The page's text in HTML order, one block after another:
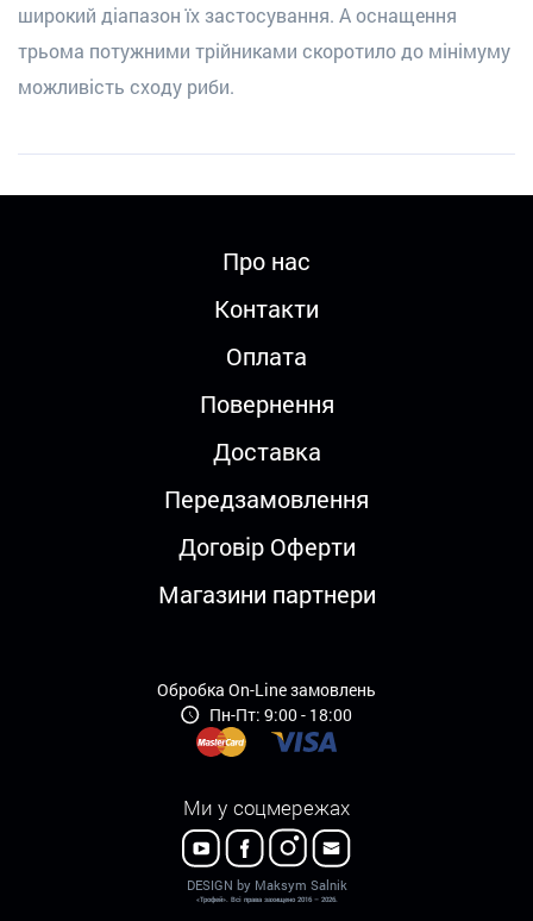
широкий діапазон їх застосування. А оснащення
трьома потужними трійниками скоротило до мінімуму
можливість сходу риби.
Про нас
Контакти
Оплата
Повернення
Доставка
Передзамовлення
Договір Оферти
Магазини партнери
Обробка On-Line замовлень
Пн-Пт: 9:00 - 18:00
Ми у соцмережах
DESIGN by Maksym Salnik
«Трофей». Всі права захищено 2016 – 2026.